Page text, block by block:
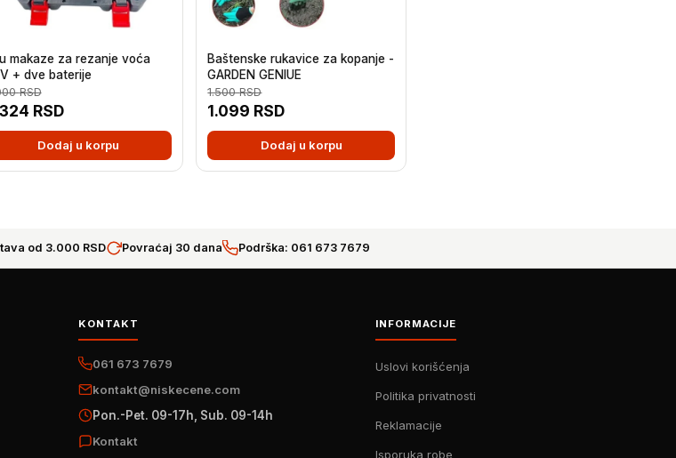
makaze za rezanje voća
+ dve baterije
RSD
RSD
Dodaj u korpu
Baštenske rukavice za kopanje -
GARDEN GENIUE
1.099 RSD
1.500RSD
Dodaj u korpu
od 3.000 RSD Povraćaj 30 dana Podrška: 061 673 7679
KONTAKT
061 673 7679
kontakt@niskecene.com
Pon.-Pet. 09-17h, Sub. 09-14h
Kontakt
INFORMACIJE
Uslovi korišćenja
Politika privatnosti
Reklamacije
Isporuka robe